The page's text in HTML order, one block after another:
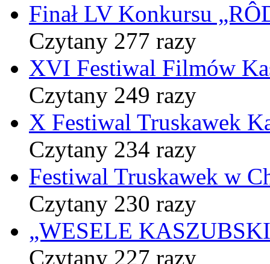
Finał LV Konkursu
Czytany 277 razy
XVI Festiwal Filmów
Czytany 249 razy
X Festiwal Truskawek
Czytany 234 razy
Festiwal Truskawek w
Czytany 230 razy
„WESELE
Czytany 227 razy